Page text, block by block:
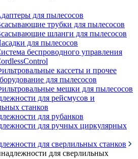
для пылесосов
трубки для пылесосов
шланги для пылесосов
для пылесосов
беспроводного управления
кассеты и прочее
для пылесосов
мешки для пылесосов
для рейсмусов и
станков
для рубанков
для ручных циркулярных
для сверлильных станков
для сверлильных